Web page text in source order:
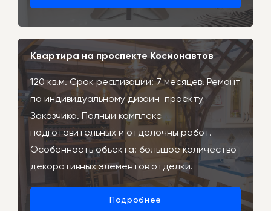
Квартира на проспекте Космонавтов
120 кв.м. Срок реализации: 7 месяцев. Ремонт
по индивидуальному дизайн-проекту
Заказчика. Полный комплекс
подготовительных и отделочны работ.
Особенность объекта: большое количество
декоративных элементов отделки.
Подробнее